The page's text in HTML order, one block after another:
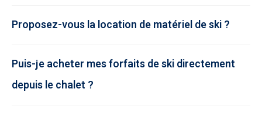
Proposez-vous la location de matériel de ski ?
Puis-je acheter mes forfaits de ski directement
depuis le chalet ?